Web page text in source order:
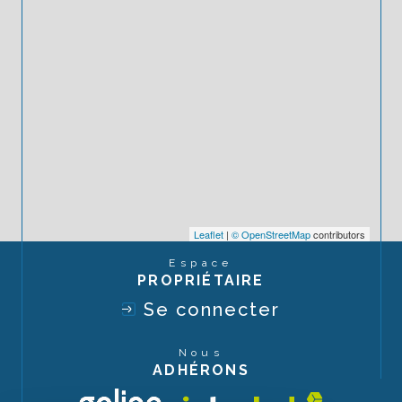
Leaflet | © OpenStreetMapcontributors
Espace
PROPRIÉTAIRE
Se connecter
Nous
ADHÉRONS